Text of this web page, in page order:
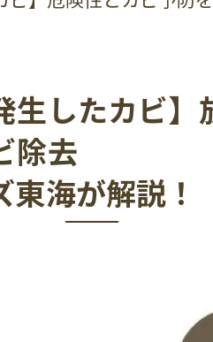
生したカビ】
除去
海が解説！